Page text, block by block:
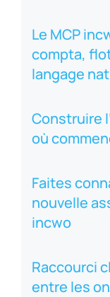
Le MCP
compta,
langage
Construire
où
Faites
nouvelle
incwo
Raccourci
entre les